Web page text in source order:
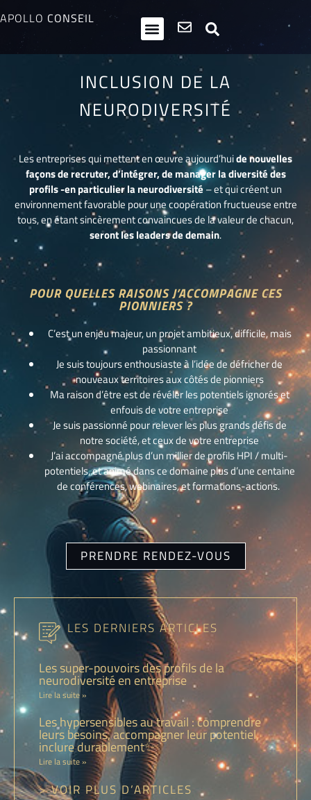
APOLLO CONSEIL
LES DERNIERS ARTICLES
Les super-pouvoirs des profils de la
neurodiversité en entreprise
Lire la suite »
Les hypersensibles au travail : comprendre
leurs besoins, accompagner leur potentiel,
inclure durablement✨
Lire la suite »
> VOIR PLUS D’ARTICLES
INCLUSION DE LA
NEURODIVERSITÉ
Les entreprises qui mettent en œuvre aujourd’huide nouvelles
façons de recruter, d’intégrer, de manager la diversité des
profils -en particulier la neurodiversité– et qui créent un
environnement favorable pour une coopération fructueuse entre
tous, en étant sincèrement convaincues de la valeur de chacun,
seront les leaders de demain.
POUR QUELLES RAISONS J’ACCOMPAGNE CES
PIONNIERS ?
C’est un enjeu majeur, un projet ambitieux, difficile, mais
passionnant
Je suis toujours enthousiaste à l’idée de défricher de
nouveaux territoires aux côtés de pionniers
Ma raison d’être est de révéler les potentiels ignorés et
enfouis de votre entreprise
Je suis passionné pour relever les plus grands défis de
notre société, et ceux de votre entreprise
J’ai accompagné plus d’un millier de profils HPI / multi-
potentiels, et animé dans ce domaine plus d’une centaine
de conférences, webinaires, et formations-actions.
PRENDRE RENDEZ-VOUS